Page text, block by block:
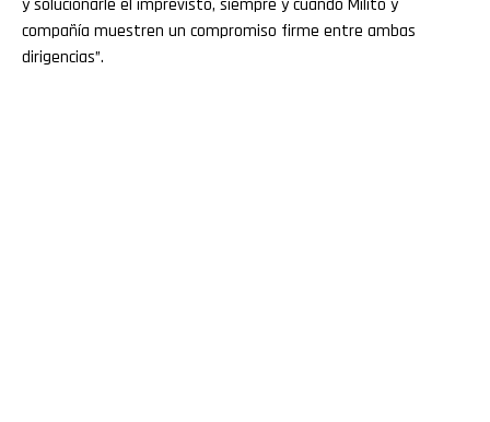
y solucionarle el imprevisto, siempre y cuando Milito y
compañía muestren un compromiso firme entre ambas
dirigencias”.